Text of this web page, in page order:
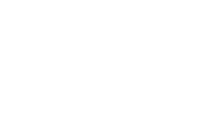
Fusion in einen leistungsstarken
– ideal für Ticketkontrollen,
ode Kurierlieferungen. Das Access-
Entwickler-Toolkit können Sie Ihre